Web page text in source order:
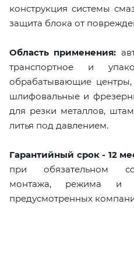
конструкция системы
защита блока от
Область применения:
транспортное и
обрабатывающие
шлифовальные и
для резки металлов,
литья под давлением.
Гарантийный срок - 12
при обязательном
монтажа, режима и
предусмотренных